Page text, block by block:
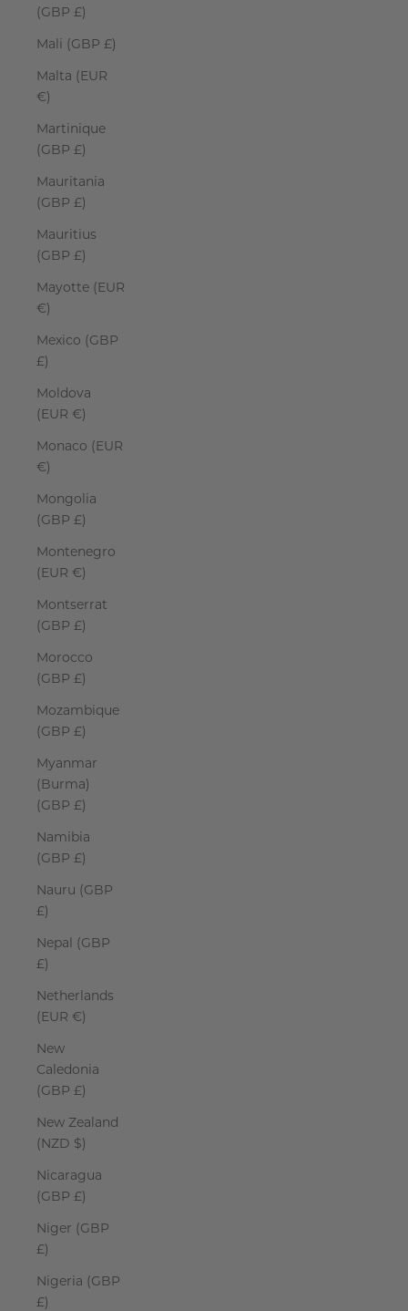
(GBP £)
Mali (GBP £)
Malta (EUR
€)
Martinique
(GBP £)
Mauritania
(GBP £)
Mauritius
(GBP £)
Mayotte (EUR
€)
Mexico (GBP
£)
Moldova
(EUR €)
Monaco (EUR
€)
Mongolia
(GBP £)
Montenegro
(EUR €)
Montserrat
(GBP £)
Morocco
(GBP £)
Mozambique
(GBP £)
Myanmar
(Burma)
(GBP £)
Namibia
(GBP £)
Nauru (GBP
£)
Nepal (GBP
£)
Netherlands
(EUR €)
New
Caledonia
(GBP £)
New Zealand
(NZD $)
Nicaragua
(GBP £)
Niger (GBP
£)
Nigeria (GBP
£)